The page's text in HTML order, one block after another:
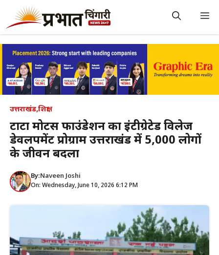
content
उत्तराखंड,शिक्षा
टाटा मोटर्स फाउंडेशन का इंटीग्रेटेड विलेज
डेवलपमेंट प्रोग्राम उत्तराखंड में 5,000 लोगों
के जीवन बदला
By:Naveen Joshi
On: Wednesday, June 10, 2026 6:12 PM